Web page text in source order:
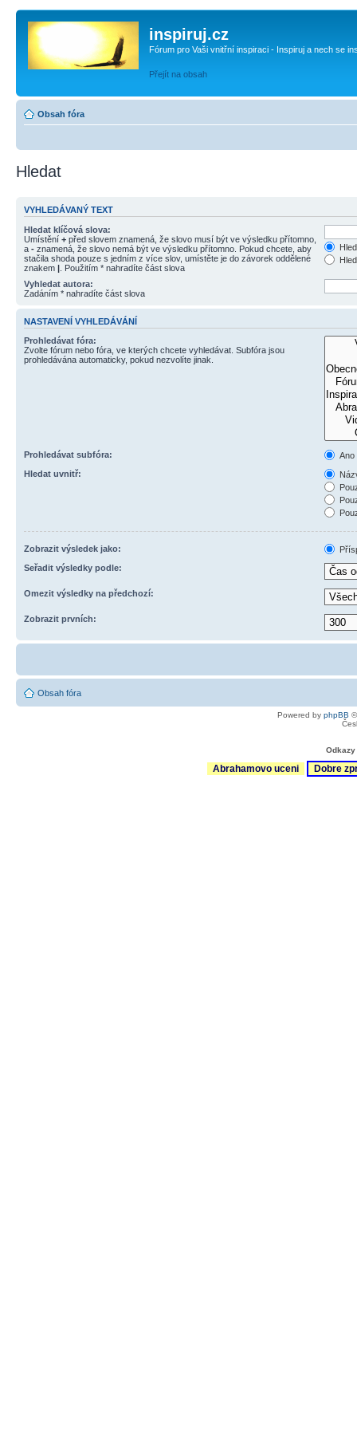
inspiruj.cz
Fórum pro Vaši vnitřní inspiraci - Inspiruj a nech se
Přejít na obsah
Obsah fóra
Hledat
VYHLEDÁVANÝ TEXT
Hledat klíčová slova:
Umístění + před slovem znamená, že slovo musí být ve výsledku přítomno,
a - znamená, že slovo nemá být ve výsledku přítomno. Pokud chcete, aby
stačila shoda pouze s jedním z více slov, umístěte je do závorek oddělené
znakem | . Použitím * nahradíte část slova
Vyhledat autora:
Zadáním * nahradíte část slova
NASTAVENÍ VYHLEDÁVÁNÍ
Prohledávat fóra:
Zvolte fórum nebo fóra, ve kterých chcete vyhledávat. Subfóra jsou
prohledávána automaticky, pokud nezvolíte jinak.
Prohledávat subfóra:
Ano
Hledat uvnitř:
Zobrazit výsledek jako:
Seřadit výsledky podle:
Omezit výsledky na předchozí:
Zobrazit prvních:
Obsah fóra
Powered by phpBB
Abrahamovo uceni Dobre